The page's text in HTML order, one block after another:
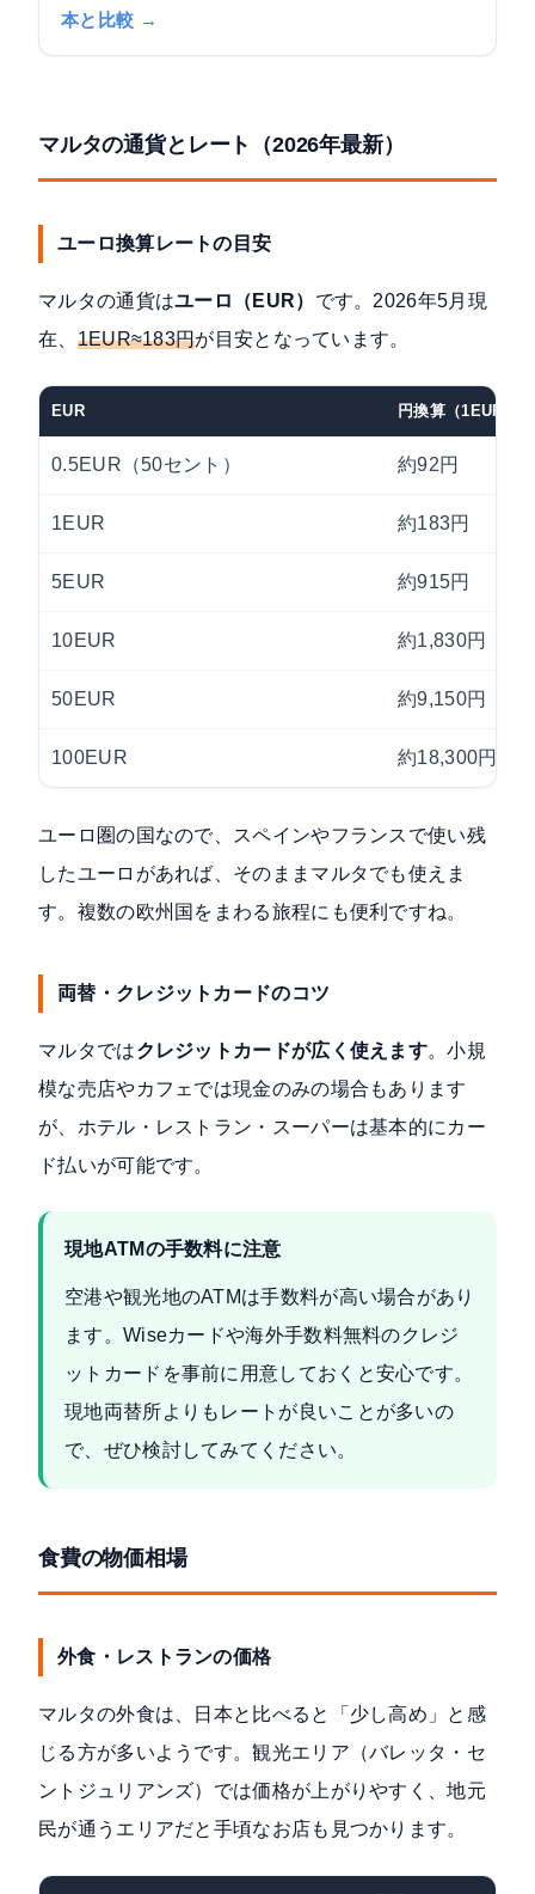
本と比較 →
マルタの通貨とレート（2026年最新）
ユーロ換算レートの目安
マルタの通貨はユーロ（EUR） です。2026年5月現
在、 1EUR≈183円が目安となっています。
EUR 円換算（
0.5EUR（50セント） 約92円
1EUR 約183円
5EUR 約915円
10EUR 約1,830円
50EUR 約9,150円
100EUR 約18,300円
ユーロ圏の国なので、スペインやフランスで使い残
したユーロがあれば、そのままマルタでも使えま
す。複数の欧州国をまわる旅程にも便利ですね。
両替・クレジットカードのコツ
マルタではクレジットカードが広く使えます。小規
模な売店やカフェでは現金のみの場合もあります
が、ホテル・レストラン・スーパーは基本的にカー
ド払いが可能です。
現地ATMの手数料に注意
空港や観光地のATMは手数料が高い場合があり
ます。Wiseカードや海外手数料無料のクレジ
ットカードを事前に用意しておくと安心です。
現地両替所よりもレートが良いことが多いの
で、ぜひ検討してみてください。
食費の物価相場
外食・レストランの価格
マルタの外食は、日本と比べると「少し高め」と感
じる方が多いようです。観光エリア（バレッタ・セ
ントジュリアンズ）では価格が上がりやすく、地元
民が通うエリアだと手頃なお店も見つかります。